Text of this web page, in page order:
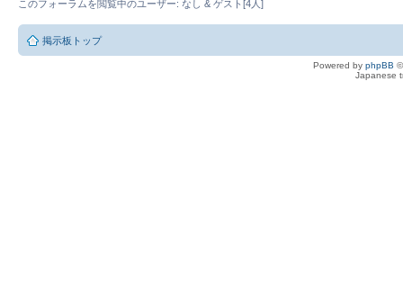
このフォーラムを閲覧中のユーザー: なし & ゲスト[4人]
掲示板トップ
Powered by phpBB
Japanese